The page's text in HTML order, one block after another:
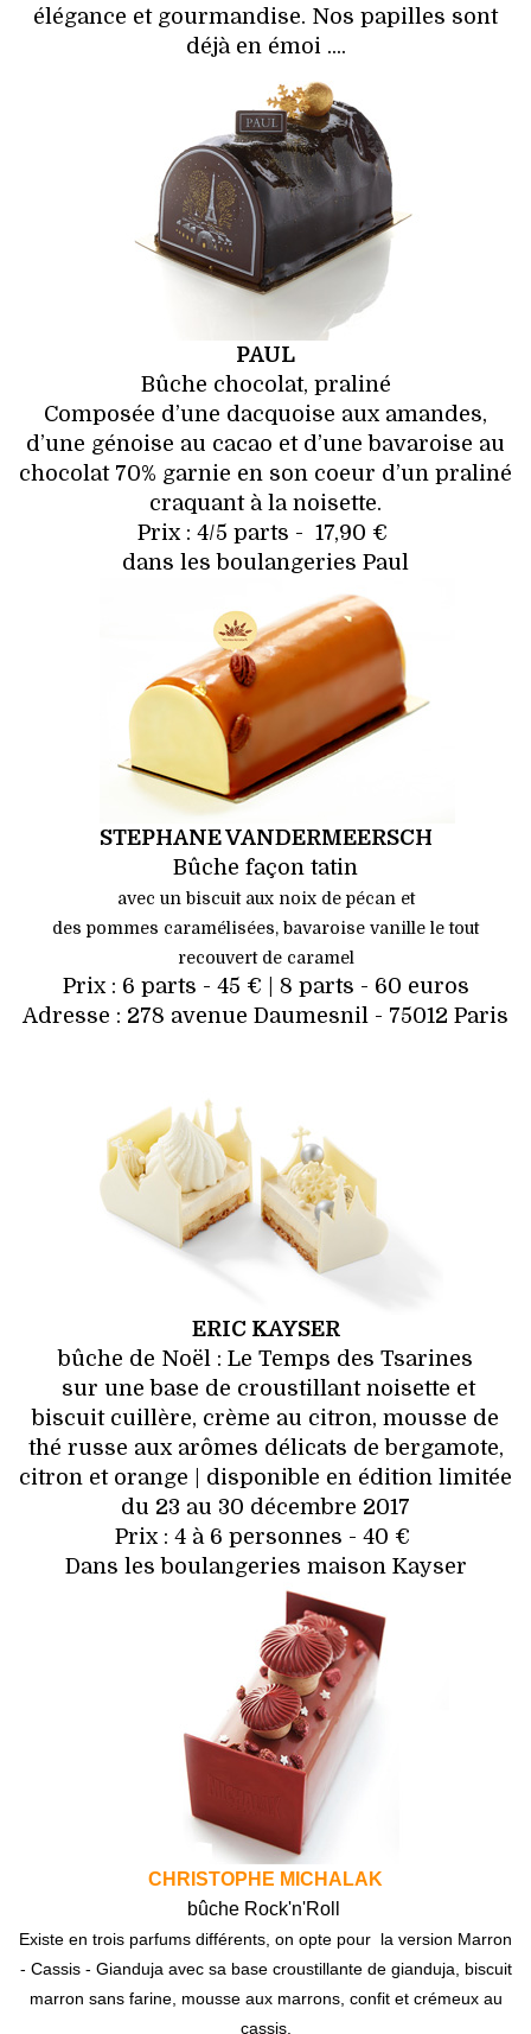
élégance et gourmandise. Nos papilles sont
déjà en émoi ....
PAUL
Bûche chocolat, praliné
Composée d’une dacquoise aux amandes,
d’une génoise au cacao et d’une bavaroise au
chocolat 70% garnie en son coeur d’un praliné
craquant à la noisette.
Prix : 4/5 parts - 17,90 €
dans les boulangeries Paul
STEPHANE VANDERMEERSCH
Bûche façon tatin
avec un biscuit aux noix de pécan et
des pommes caramélisées, bavaroise vanille le tout
recouvert de caramel
Prix : 6 parts - 45 € | 8 parts - 60 euros
Adresse : 278 avenue Daumesnil - 75012 Paris
ERIC KAYSER
bûche de Noël : Le Temps des Tsarines
sur une base de croustillant noisette et
biscuit cuillère, crème au citron, mousse de
thé russe aux arômes délicats de bergamote,
citron et orange | disponible en édition limitée
du 23 au 30 décembre 2017
Prix : 4 à 6 personnes - 40 €
Dans les boulangeries maison Kayser
CHRISTOPHE MICHALAK
bûche Rock'n'Roll
Existe en trois parfums différents, on opte pour la version Marron
- Cassis - Gianduja avec sa base croustillante de gianduja, biscuit
marron sans farine, mousse aux marrons, confit et crémeux au
cassis.